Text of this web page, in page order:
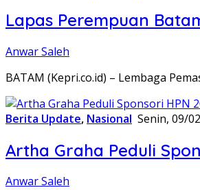
Lapas Perempuan
Anwar Saleh
BATAM (Kepri.co.id) – Lembaga
Berita Update, Nasional Senin, 09/
Artha Graha Peduli
Anwar Saleh